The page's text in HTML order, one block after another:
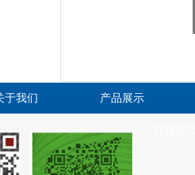
于我们 产品展示